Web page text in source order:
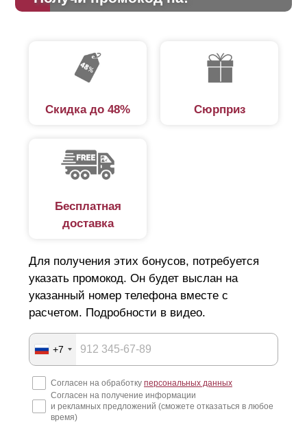
Скидка до 48% Сюрприз
Бесплатная
доставка
Для получения этих бонусов, потребуется
указать промокод. Он будет выслан на
указанный номер телефона вместе с
расчетом. Подробности в видео.
+7
Согласен на обработку персональных данных
Согласен на получение информации
и рекламных предложений (сможете отказаться в любое
время)